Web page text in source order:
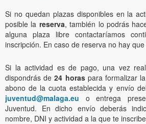
Si no quedan plazas disponibles en la
posible la reserva, también lo podrás
alguna plaza libre contactaríamos
inscripción. En caso de reserva no hay
Si la actividad es de pago, una vez
dispondrás de24 horaspara formalizar
abono de la cuota establecida y envío
juventud@malaga.eu o entrega
Juventud. En dicho envío deberás
nombre, DNI y actividad a la que te